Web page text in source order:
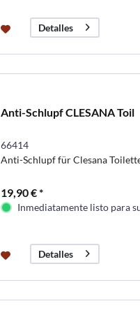
Detalles
Anti-Schlupf CLESANA Toil
66414
Anti-Schlupf für Clesana
19,90 € *
Inmediatamente listo para
Detalles